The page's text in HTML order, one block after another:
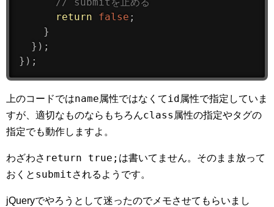
return
false ;
}
} ) ;
} ) ;
上のコードではname属性ではなくてid 属性で指定していま
すが、適切なものならもちろんclass 属性の指定やタグの
指定でも動作しますよ。
わざわさ return true; は書いてません。そのまま放って
おくと submit されるようです。
jQueryでやろうとして迷ったのでメモさせてもらいまし